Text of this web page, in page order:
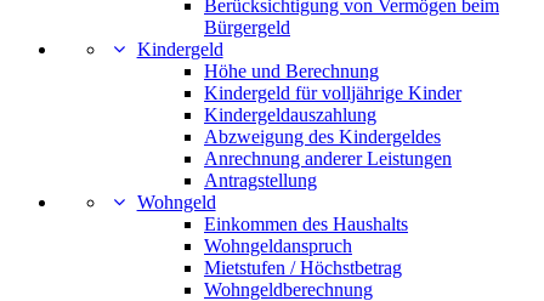
Berücksichtigung von Vermögen beim
Bürgergeld
Kindergeld
Höhe und Berechnung
Kindergeld für volljährige Kinder
Kindergeldauszahlung
Abzweigung des Kindergeldes
Anrechnung anderer Leistungen
Antragstellung
Wohngeld
Einkommen des Haushalts
Wohngeldanspruch
Mietstufen / Höchstbetrag
Wohngeldberechnung